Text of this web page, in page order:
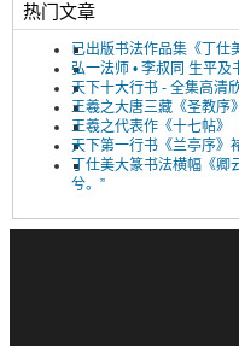
热门文章
已出版书法作品集《丁仕
弘一法师 • 李叔同 生平及
天下十大行书 - 全集高清
王羲之大唐三藏《圣教序
王羲之代表作《十七帖》
天下第一行书《兰亭序》
丁仕美大篆书法横幅《卿
兮。”